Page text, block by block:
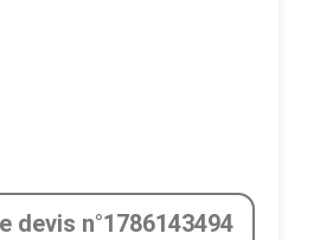
devis n°1786143494